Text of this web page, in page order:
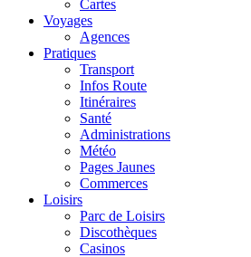
Cartes
Voyages
Agences
Pratiques
Transport
Infos Route
Itinéraires
Santé
Administrations
Météo
Pages Jaunes
Commerces
Loisirs
Parc de Loisirs
Discothèques
Casinos